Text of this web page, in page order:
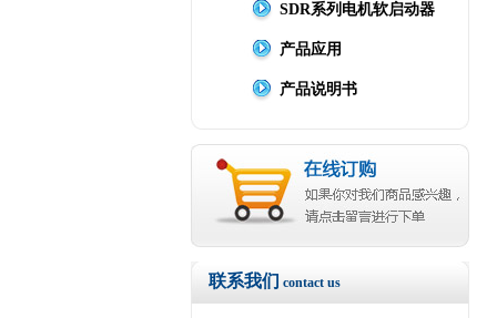
SDR系列电机软启动器
产品应用
产品说明书
联系我们 contact us